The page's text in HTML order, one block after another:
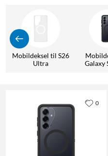
Mobildeksel til S26
Ultra
Galaxy
0